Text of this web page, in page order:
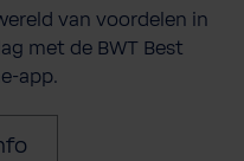
van voordelen in
met de BWT Best
app.